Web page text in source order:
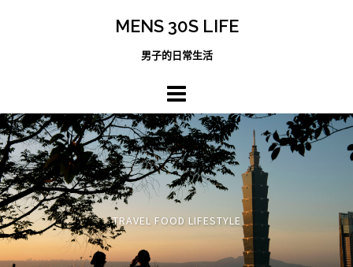
MENS 30S LIFE
男子的日常生活
TRAVEL FOOD LIFESTYLE